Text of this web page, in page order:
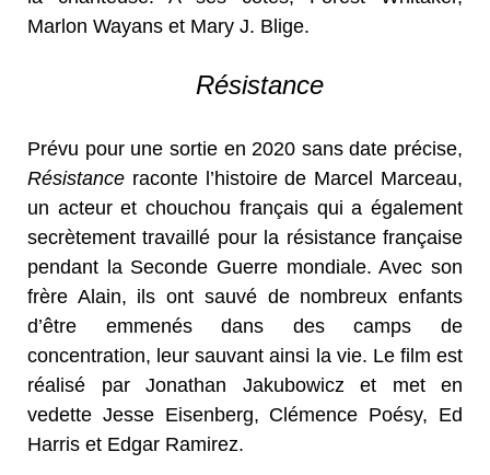
Marlon Wayans et Mary J. Blige.
Résistance
Prévu pour une sortie en 2020 sans date précise,
Résistance raconte l’histoire de Marcel Marceau,
un acteur et chouchou français qui a également
secrètement travaillé pour la résistance française
pendant la Seconde Guerre mondiale. Avec son
frère Alain, ils ont sauvé de nombreux enfants
d’être emmenés dans des camps de
concentration, leur sauvant ainsi la vie. Le film est
réalisé par Jonathan Jakubowicz et met en
vedette Jesse Eisenberg, Clémence Poésy, Ed
Harris et Edgar Ramirez.